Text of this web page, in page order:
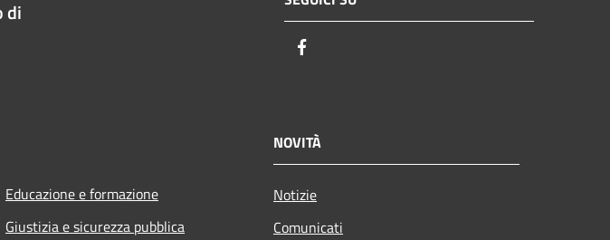
di
Educazione e formazione
Giustizia e sicurezza pubblica
NOVITÀ
Notizie
Comunicati